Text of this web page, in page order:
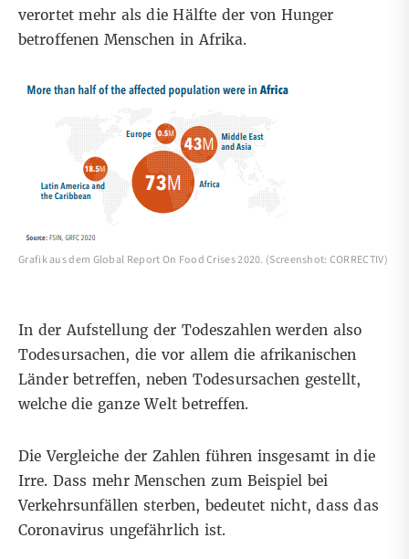
verortet mehr als die Hälfte der von Hunger
betroffenen Menschen in Afrika.
Grafik aus dem Global Report On Food Crises 2020. (Screenshot: CORRECTIV)
In der Aufstellung der Todeszahlen werden also
Todesursachen, die vor allem die afrikanischen
Länder betreffen, neben Todesursachen gestellt,
welche die ganze Welt betreffen.
Die Vergleiche der Zahlen führen insgesamt in die
Irre. Dass mehr Menschen zum Beispiel bei
Verkehrsunfällen sterben, bedeutet nicht, dass das
Coronavirus ungefährlich ist.